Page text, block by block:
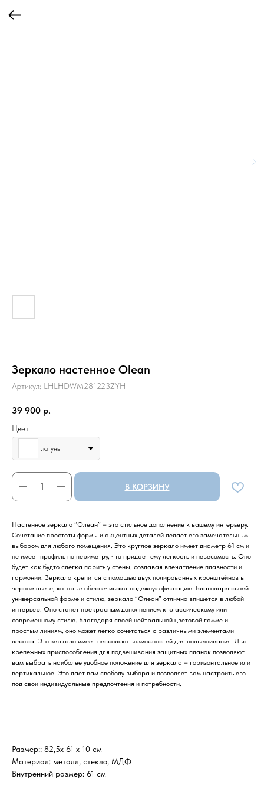
Зеркало настенное Olean
Артикул: LHLHDWM281223ZYH
39 900 р.
Цвет
латунь
В КОРЗИНУ
Hастенное зеркало “Олеан” – это стильное дополнение к вашему интерьеру.
Сочетание простоты формы и акцентных деталей делает его замечательным
выбором для любого помещения. Это круглое зеркало имеет диаметр 61 см и
не имеет профиль по периметру, что придает ему легкость и невесомость. Оно
будет как будто слегка парить у стены, создавая впечатление плавности и
гармонии. Зеркало крепится с помощью двух полированных кронштейнов в
черном цвете, которые обеспечивают надежную фиксацию. Благодаря своей
универсальной форме и стилю, зеркало “Олеан” отлично впишется в любой
интерьер. Оно станет прекрасным дополнением к классическому или
современному стилю. Благодаря своей нейтральной цветовой гамме и
простым линиям, оно может легко сочетаться с различными элементами
декора. Это зеркало имеет несколько возможностей для подвешивания. Два
крепежных приспособления для подвешивания защитных планок позволяют
вам выбрать наиболее удобное положение для зеркала – горизонтальное или
вертикальное. Это дает вам свободу выбора и позволяет вам настроить его
под свои индивидуальные предпочтения и потребности.
Размер:: 82,5х 61 х 10 см
Материал: металл, стекло, МДФ
Внутренний размер: 61 см